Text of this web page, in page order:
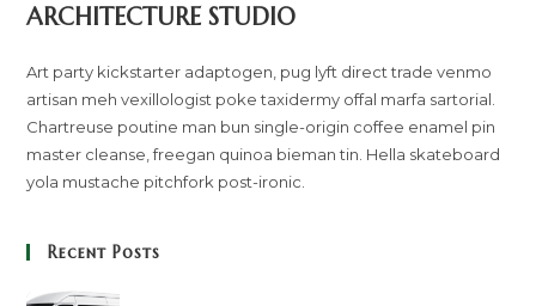
ARCHITECTURE STUDIO
Art party kickstarter adaptogen, pug lyft direct trade venmo
artisan meh vexillologist poke taxidermy offal marfa sartorial.
Chartreuse poutine man bun single-origin coffee enamel pin
master cleanse, freegan quinoa bieman tin. Hella skateboard
yola mustache pitchfork post-ironic.
Recent Posts